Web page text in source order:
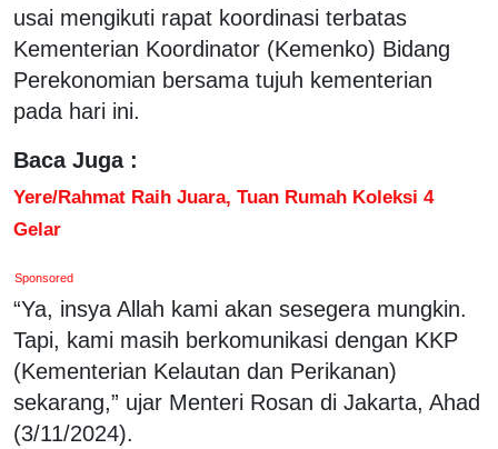
usai mengikuti rapat koordinasi terbatas
Kementerian Koordinator (Kemenko) Bidang
Perekonomian bersama tujuh kementerian
pada hari ini.
Baca Juga :
Yere/Rahmat Raih Juara, Tuan Rumah Koleksi 4
Gelar
Sponsored
“Ya, insya Allah kami akan sesegera mungkin.
Tapi, kami masih berkomunikasi dengan KKP
(Kementerian Kelautan dan Perikanan)
sekarang,” ujar Menteri Rosan di Jakarta, Ahad
(3/11/2024).